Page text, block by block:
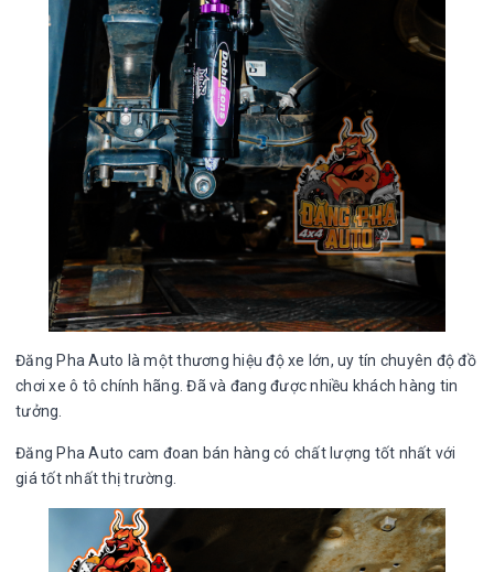
Đăng Pha Auto là một thương hiệu độ xe lớn, uy tín chuyên độ đồ
chơi xe ô tô chính hãng. Đã và đang được nhiều khách hàng tin
tưởng.
Đăng Pha Auto cam đoan bán hàng có chất lượng tốt nhất với
giá tốt nhất thị trường.